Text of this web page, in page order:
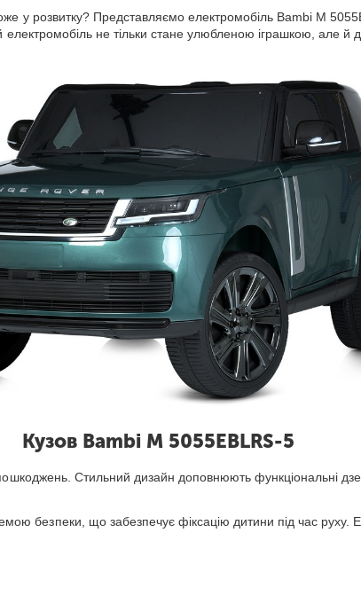
у розвитку? Представляємо електромобіль Bambi M
електромобіль не тільки стане улюбленою іграшкою,
Кузов Bambi M 5055EBLRS-5
пошкоджень. Стильний дизайн доповнюють функціональні
безпеки, що забезпечує фіксацію дитини під час руху.